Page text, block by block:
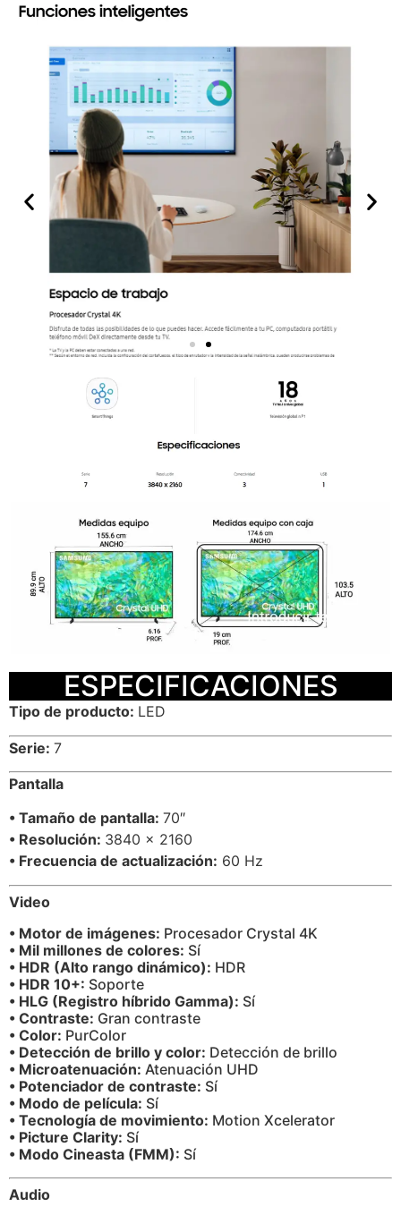
ESPECIFICACIONES
Tipo de producto: LED
Serie: 7
Pantalla
• Tamaño de pantalla: 70″
• Resolución: 3840 x 2160
• Frecuencia de actualización: 60 Hz
Video
• Motor de imágenes: Procesador Crystal 4K
• Mil millones de colores: Sí
• HDR (Alto rango dinámico): HDR
• HDR 10+: Soporte
• HLG (Registro híbrido Gamma): Sí
• Contraste: Gran contraste
• Color: PurColor
• Detección de brillo y color: Detección de brillo
• Microatenuación: Atenuación UHD
• Potenciador de contraste: Sí
• Modo de película: Sí
• Tecnología de movimiento: Motion Xcelerator
• Picture Clarity: Sí
• Modo Cineasta (FMM): Sí
Audio